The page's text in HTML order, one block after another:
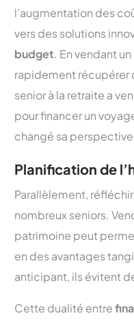
l’augmentation des
vers des solutions
budget. En vendant
rapidement récupérer
senior à la retraite a
pour financer un
changé sa
Planification de
Parallèlement,
nombreux seniors.
patrimoine peut
en des avantages
anticipant, ils évitent
Cette dualité entre